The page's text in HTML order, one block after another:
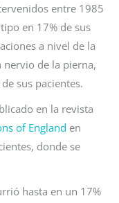
entre 1985
en 17% de sus
a nivel de la
nervio de la pierna,
sus pacientes.
en la revista
of England en
donde se
hasta en un 17%